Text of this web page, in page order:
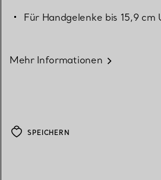
Für Handgelenke bis 15,9 cm
Mehr Informationen
SPEICHERN